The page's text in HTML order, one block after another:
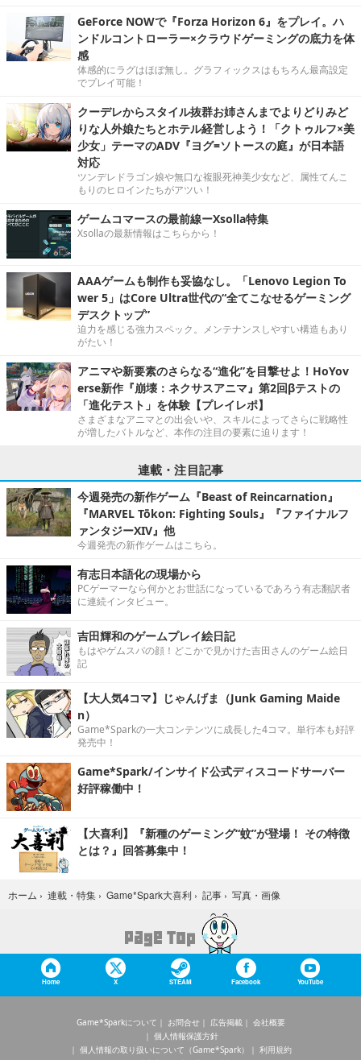
GeForce NOWで『Forza Horizon 6』をプレイ。ハ
ンドルコントローラー×クラウドゲーミングの底力を体
感
体感的にラグはほぼ無し。グラフィックスはもちろん最高設定
でプレイ可能！
クーデレからスタイル抜群お姉さんまでよりどりみど
りな人外娘たちとホテル経営しよう！「クトゥルフ×美
少女」テーマのADV『ヨグ=ソトースの庭』が日本語
対応
ツンデレドラゴン娘や無口な複眼死神美少女など、属性てんこ
もりのヒロインたちがアツい！
ゲームコマースの最前線ーXsolla特集
Xsollaの最新情報はこちらから！
AAAゲームも制作も妥協なし。「Lenovo Legion To
wer 5」はCore Ultra世代の“全てこなせるゲーミング
デスクトップ”
迫力を感じる強力スペック。メンテナンスしやすい構造もあり
がたい！
アニマや新要素のさらなる“進化”を目撃せよ！HoYov
erse新作『崩壊：ネクサスアニマ』第2回βテストの
「進化テスト」を体験【プレイレポ】
さまざまなアニマとの出会いや、スキルによってさらに戦略性
が増したバトルなど、本作の注目の要素に迫ります！
連載・注目記事
今週発売の新作ゲーム『Beast of Reincarnation』
『MARVEL Tōkon: Fighting Souls』『ファイナルフ
ァンタジーXIV』他
今週発売の新作ゲームはこちら。
有志日本語化の現場から
PCゲーマーなら何かとお世話になっているであろう有志翻訳者
に連続インタビュー。
吉田輝和のゲームプレイ絵日記
もはやゲムスパの顔！どこかで見かけた吉田さんのゲーム絵日
記
【大人気4コマ】じゃんげま（Junk Gaming Maide
n）
Game*Sparkの一大コンテンツに成長した4コマ。単行本も好評
発売中！
Game*Spark/インサイド公式ディスコードサーバー
好評稼働中！
【大喜利】『新種のゲーミング“蚊”が登場！ その特徴
とは？』回答募集中！
ホーム › 連載・特集 › Game*Spark大喜利 › 記事 › 写真・画像
Home X STEAM Facebook YouTube
Game*Sparkについて お問合せ 広告掲載
会社概要
個人情報保護方針
個人情報の取り扱いについて（Game*Spark）
利用規約